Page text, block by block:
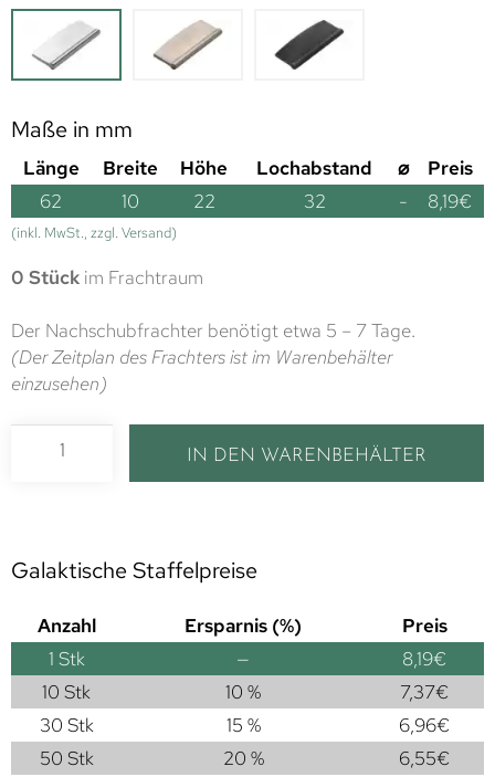
Maße in mm
Länge Breite Höhe Lochabstand ⌀
Preis
62
10 22 32 - 8,19€
(inkl. MwSt., zzgl. Versand)
0 Stück im Frachtraum
Der Nachschubfrachter benötigt etwa 5 – 7 Tage.
(Der Zeitplan des Frachters ist im Warenbehälter
einzusehen)
IN DEN WARENBEHÄLTER
Galaktische Staffelpreise
Anzahl Ersparnis (%)
Preis
1 Stk — 8,19€
10 Stk
10 % 7,37€
30 Stk
15 % 6,96€
50 Stk
20 % 6,55€